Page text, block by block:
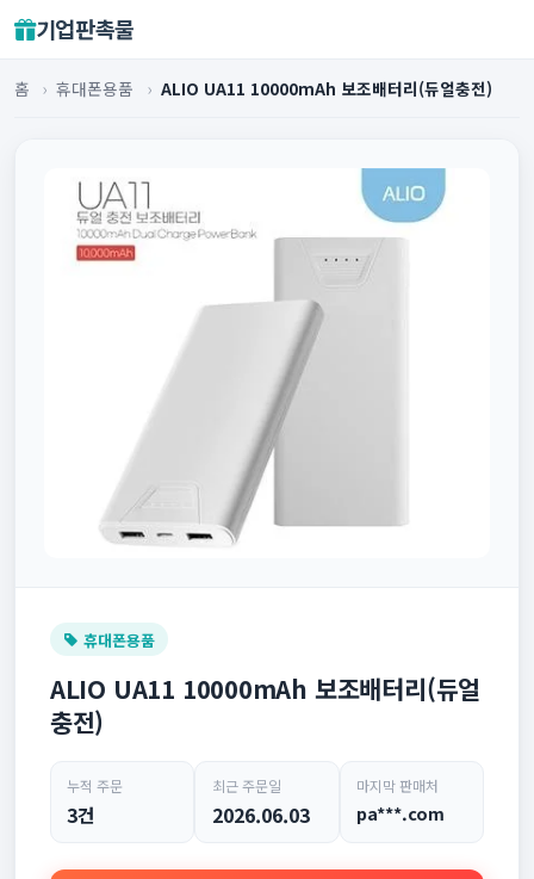
기업판촉물
홈 › 휴대폰용품 › ALIO UA11 10000mAh 보조배터리(듀얼충전)
휴대폰용품
ALIO UA11 10000mAh 보조배터리(듀얼
충전)
누적 주문
3건
최근 주문일
2026.06.03
마지막 판매처
pa***.com